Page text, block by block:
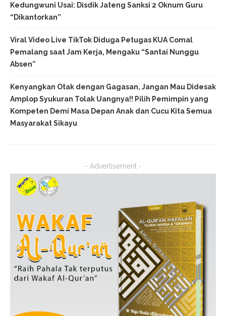
Kedungwuni Usai: Disdik Jateng Sanksi 2 Oknum Guru
“Dikantorkan”
Viral Video Live TikTok Diduga Petugas KUA Comal
Pemalang saat Jam Kerja, Mengaku “Santai Nunggu
Absen”
Kenyangkan Otak dengan Gagasan, Jangan Mau Didesak
Amplop Syukuran Tolak Uangnya!! Pilih Pemimpin yang
Kompeten Demi Masa Depan Anak dan Cucu Kita Semua
Masyarakat Sikayu
- Advertisement -